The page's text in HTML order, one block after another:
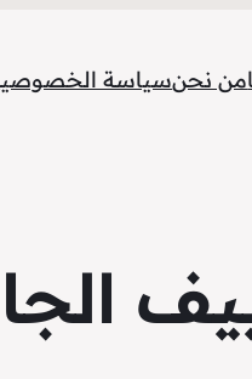
من نحنسياسة